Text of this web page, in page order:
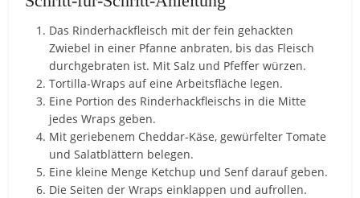
Das Rinderhackfleisch mit der fein gehackten
Zwiebel in einer Pfanne anbraten, bis das Fleisch
durchgebraten ist. Mit Salz und Pfeffer würzen.
Tortilla-Wraps auf eine Arbeitsfläche legen.
Eine Portion des Rinderhackfleischs in die Mitte
jedes Wraps geben.
Mit geriebenem Cheddar-Käse, gewürfelter Tomate
und Salatblättern belegen.
Eine kleine Menge Ketchup und Senf darauf geben.
Die Seiten der Wraps einklappen und aufrollen.